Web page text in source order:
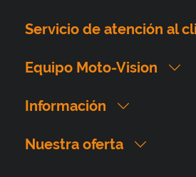
Servicio de atención al
Equipo Moto-Vision
Información
Nuestra oferta